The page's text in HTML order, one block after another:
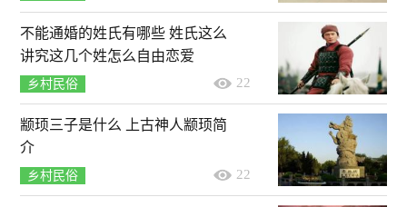
不能通婚的姓氏有哪些 姓氏这么
讲究这几个姓怎么自由恋爱
乡村民俗 22
颛顼三子是什么 上古神人颛顼简
介
乡村民俗 22